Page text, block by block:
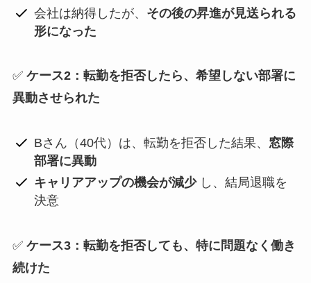
会社は納得したが、 その後の昇進が見送られる
形になった
✅ ケース2：転勤を拒否したら、希望しない部署に
異動させられた
Bさん（40代）は、転勤を拒否した結果、 窓際
部署に異動
キャリアアップの機会が減少し、結局退職を
決意
✅ ケース3：転勤を拒否しても、特に問題なく働き
続けた